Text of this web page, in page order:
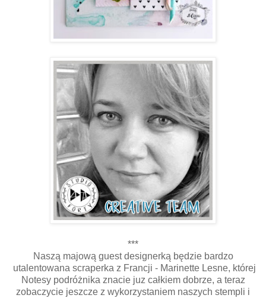
***
Naszą majową guest designerką będzie bardzo
utalentowana scraperka z Francji - Marinette Lesne, której
Notesy podróżnika znacie juz całkiem dobrze, a teraz
zobaczycie jeszcze z wykorzystaniem naszych stempli i